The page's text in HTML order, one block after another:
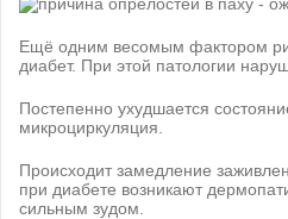
Ещё одним весомым фактором
диабет. При этой патологии
Постепенно ухудшается
микроциркуляция.
Происходит замедление
при диабете возникают
сильным зудом.